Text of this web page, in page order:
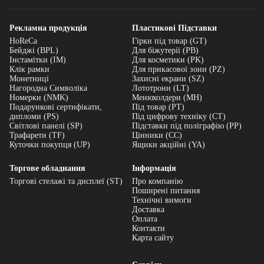
Асортимент категорії охоплює практично всі види торгового
обладнання для косметичної індустрії. У нас можна замовити:
підставки для помад;
підставки для блисків для губ;
підставки для лаків для нігтів;
підставки для туші;
підставки для кремів;
підставки для сироваток;
підставки для парфумерії;
підставки для тестерів;
підставки для палеток, пудри та тіней;
дисплеї для косметичних наборів;
універсальні торгові підставки для косметики.
Кожен виріб розробляється з урахуванням форми упаковки,
кількості продукції, особливостей викладки та корпоративного
Рекламна продукція
HoReCa
Бейджі (BPL)
Інстамітки (IM)
Клік рамки
Монетниці
Нагородна Символіка
Номерки (NMK)
Подарункові сертифікати,
дипломи (PS)
Світлові панелі (SP)
Трафарети (TF)
Куточки покупця (UP)
Пластикові Підставки
Гірки під товар (GT)
Для біжутерії (PB)
Для косметики (PK)
Для прикасової зони (PZ)
Захисні екрани (SZ)
Лототрони (LT)
Менюхолдери (MH)
Під товар (PT)
Під цифрову техніку (CT)
Підставки під поліграфію (PP)
Цінники (СС)
Ящики акційні (YA)
Торгове обладнання
Торгові стелажі та дисплеї (ST)
Інформація
Про компанію
Поширені питання
Технічні вимоги
Доставка
Оплата
Контакти
Карта сайту